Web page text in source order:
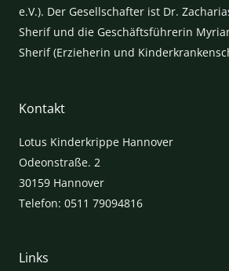
e.V.). Der Gesellschafter ist Dr.
Sherif und die Geschäftsführerin
Sherif (Erzieherin und
Kontakt
Lotus Kinderkrippe Hannover
Odeonstraße. 2
30159 Hannover
Telefon: 0511 79094816
Links